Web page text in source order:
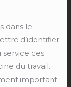
dans le
d’identifier
service des
du travail.
important